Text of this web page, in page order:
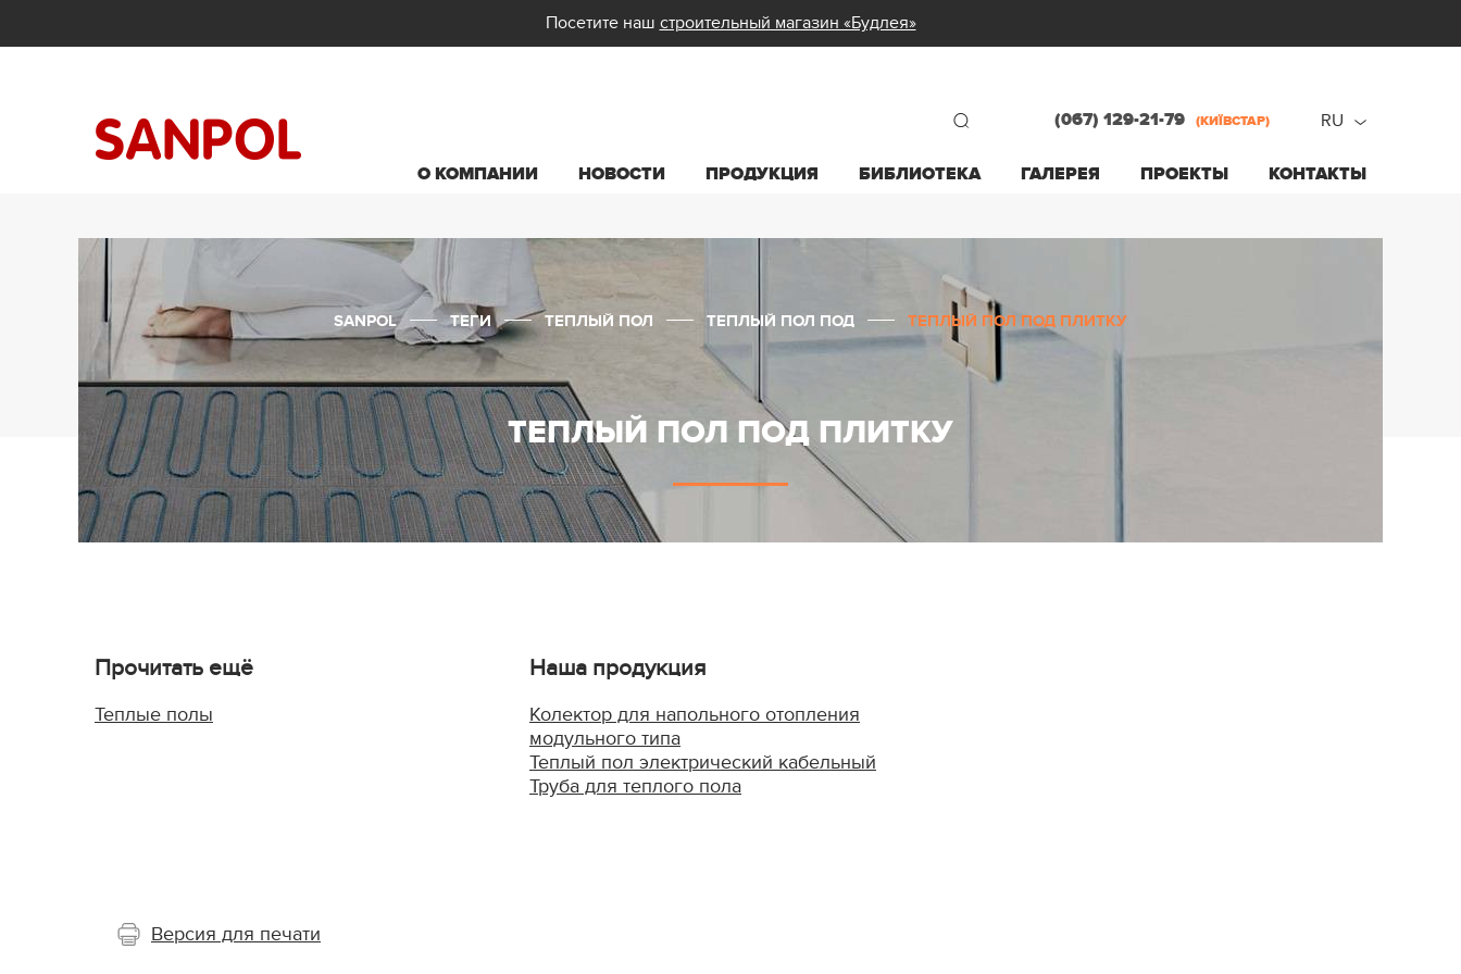
Посетите наш строительный магазин «Будлея»
О КОМПАНИИ НОВОСТИ ПРОДУКЦИЯ БИБЛИОТЕКА ГАЛЕРЕЯ ПРОЕКТЫ КОНТАКТЫ
(067) 129-21-79 (КИЇВСТАР)
RU
ua
ТЕПЛЫЙ ПОЛ ПОД ПЛИТКУ
SANPOL ТЕГИ ТЕПЛЫЙ ПОЛ ТЕПЛЫЙ ПОЛ ПОД ТЕПЛЫЙ ПОЛ ПОД ПЛИТКУ
Прочитать ещё
Теплые полы
Наша продукция
Колектор для напольного отопления
модульного типа
Теплый пол электрический кабельный
Труба для теплого пола
Версия для печати